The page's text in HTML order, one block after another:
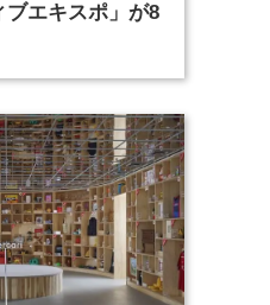
ブエキスポ」が8